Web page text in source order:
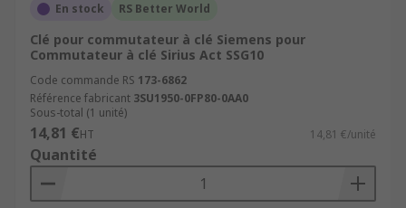
En stock RS Better World
Clé pour commutateur à clé Siemens pour
Commutateur à clé Sirius Act SSG10
Code commande RS 173-6862
Référence fabricant 3SU1950-0FP80-0AA0
Sous-total (1 unité)
14,81 €HT 14,81 €/unité
Quantité